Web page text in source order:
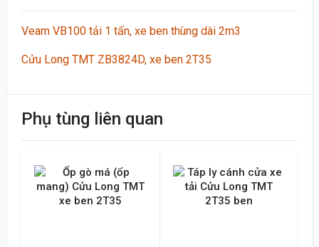
Viết đánh giá
Emai hoặc Số điện thoại
Veam VB100 tải 1 tấn, xe ben thùng dài 2m3
Cửu Long TMT ZB3824D, xe ben 2T35
Phụ tùng liên quan